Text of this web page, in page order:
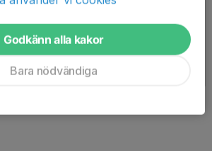
IF U12 12/13
2013-01-09
Godkänn alla kakor
Bara nödvändiga